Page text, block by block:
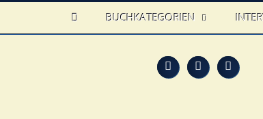
HOME
BUCHKATEGORIEN
Feed